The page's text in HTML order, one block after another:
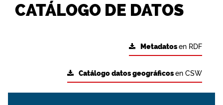
CATÁLOGO DE DATOS
Metadatosen RDF
Catálogo datos geográficosen CSW